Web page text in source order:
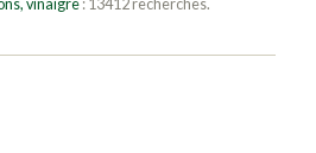
vinaigre: 13412 recherches.